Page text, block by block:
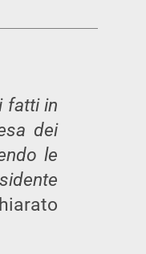
fatti in
dei
le